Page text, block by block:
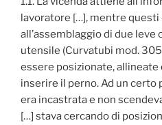
lavoratore […], mentre
all’assemblaggio di due
utensile (Curvatubi mod.
essere posizionate,
inserire il perno. Ad un certo
era incastrata e non
[…] stava cercando di